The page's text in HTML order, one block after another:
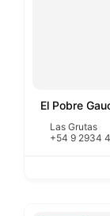
El Pobre
Las Grutas
+54 9 2934